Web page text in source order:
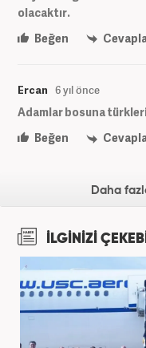
olacaktır.
Beğen
Ercan 6 yıl önce
Adamlar bosuna
Beğen
Daha
İLGİNİZİ